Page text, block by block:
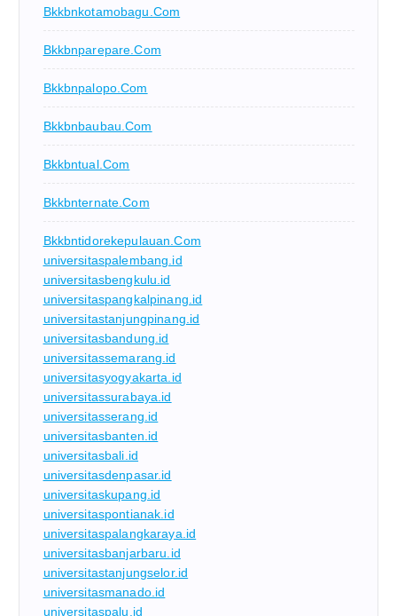
Bkkbnkotamobagu.com
Bkkbnparepare.com
Bkkbnpalopo.com
Bkkbnbaubau.com
Bkkbntual.com
Bkkbnternate.com
Bkkbntidorekepulauan.com
universitaspalembang.id
universitasbengkulu.id
universitaspangkalpinang.id
universitastanjungpinang.id
universitasbandung.id
universitassemarang.id
universitasyogyakarta.id
universitassurabaya.id
universitasserang.id
universitasbanten.id
universitasbali.id
universitasdenpasar.id
universitaskupang.id
universitaspontianak.id
universitaspalangkaraya.id
universitasbanjarbaru.id
universitastanjungselor.id
universitasmanado.id
universitaspalu.id